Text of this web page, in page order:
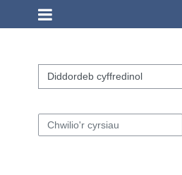
Categorïau’r cwrs
Chwilio'r cyrsiau